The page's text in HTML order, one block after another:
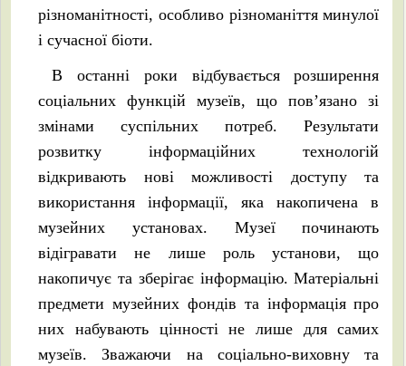
різноманітності, особливо різноманіття минулої
і сучасної біоти.
В останні роки відбувається розширення
соціальних функцій музеїв, що пов’язано зі
змінами суспільних потреб. Результати
розвитку інформаційних технологій
відкривають нові можливості доступу та
використання інформації, яка накопичена в
музейних установах. Музеї починають
відігравати не лише роль установи, що
накопичує та зберігає інформацію. Матеріальні
предмети музейних фондів та інформація про
них набувають цінності не лише для самих
музеїв. Зважаючи на соціально-виховну та